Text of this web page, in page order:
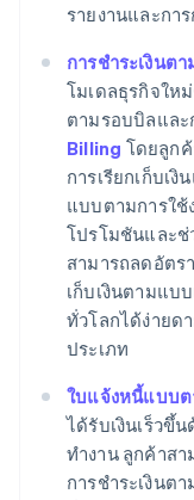
รายงานและกา
การชำระเงินต
โมเดลธุรกิจให
ตามรอบบิลและ
Billing โดยลูก
การเรียกเก็บเ
แบบตามการใช้
โปรโมชันและช่
สามารถลดอัตร
เก็บเงินตามแบ
ทั่วโลกได้ง่ายด
ประเภท
ใบแจ้งหนี้แบบ
ได้รับเงินเร็วขึ้
ทำงาน ลูกค้าส
การชำระเงินต
กรีซ
English
เขตบริหารพิเศ
English 简体中文
แคนาดา
โครเอเชีย
EnglishItaliano
จีนแผ่นดินใหญ่
简体中文 English